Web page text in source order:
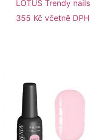
LOTUS Trendy nails
355 Kč včetně DPH